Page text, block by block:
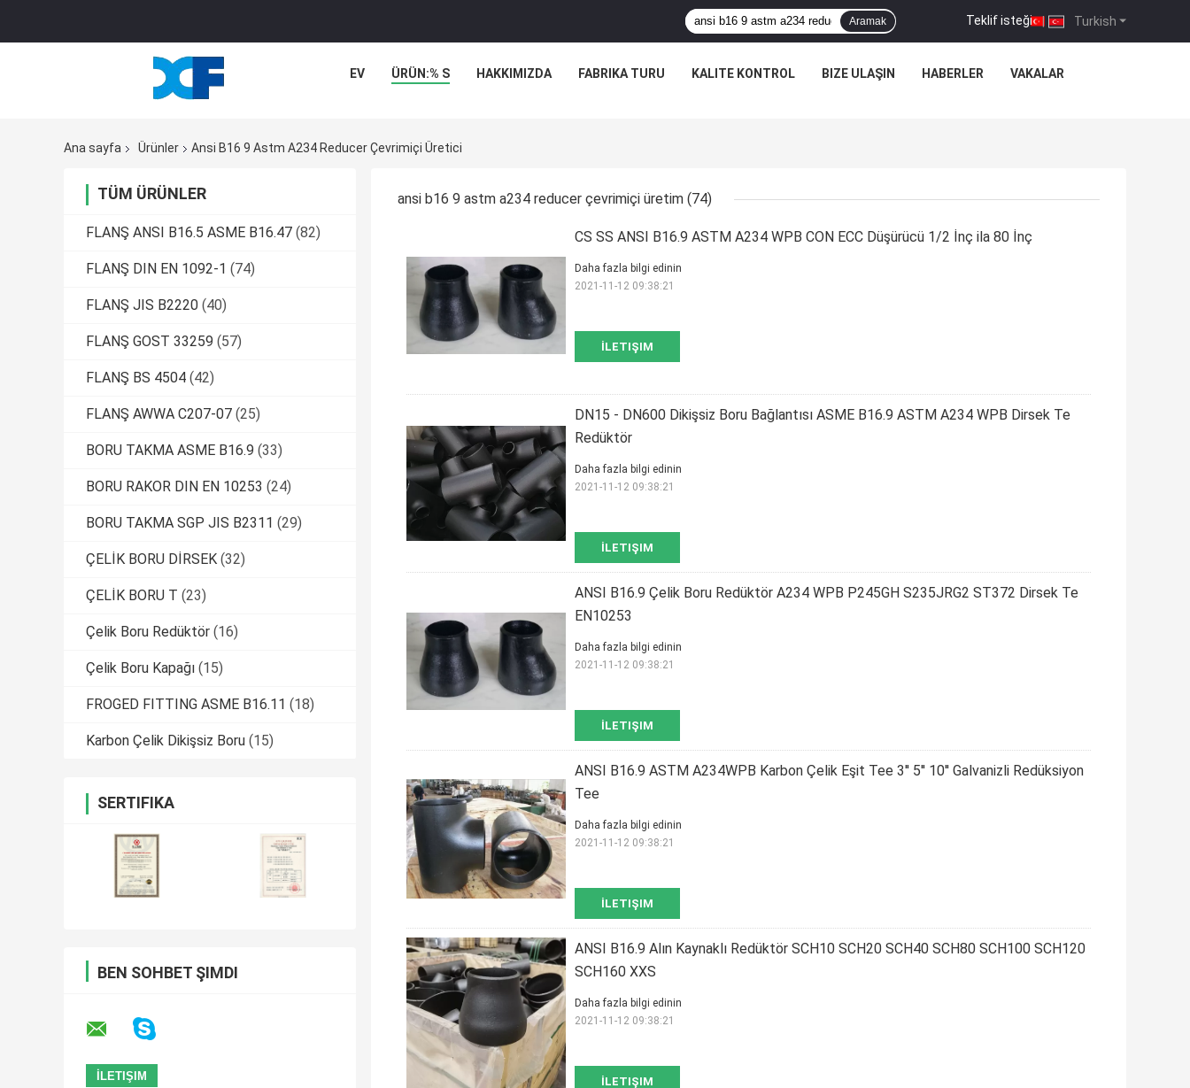
Turkish
Teklif isteği |
Aramak
EV ÜRÜN:% S HAKKIMIZDA FABRIKA TURU KALITE KONTROL BIZE ULAŞIN HABERLER VAKALAR
Ana sayfa Ürünler Ansi B16 9 Astm A234 Reducer Çevrimiçi Üretici
TÜM ÜRÜNLER
FLANŞ ANSI B16.5 ASME B16.47 (82)
FLANŞ DIN EN 1092-1 (74)
FLANŞ JIS B2220 (40)
FLANŞ GOST 33259 (57)
FLANŞ BS 4504 (42)
FLANŞ AWWA C207-07 (25)
BORU TAKMA ASME B16.9 (33)
BORU RAKOR DIN EN 10253 (24)
BORU TAKMA SGP JIS B2311 (29)
ÇELİK BORU DİRSEK (32)
ÇELİK BORU T (23)
Çelik Boru Redüktör (16)
Çelik Boru Kapağı (15)
FROGED FITTING ASME B16.11 (18)
Karbon Çelik Dikişsiz Boru (15)
SERTIFIKA
BEN SOHBET ŞIMDI
ansi b16 9 astm a234 reducer çevrimiçi üretim (74)
CS SS ANSI B16.9 ASTM A234 WPB CON ECC Düşürücü 1/2 İnç ila 80 İnç
İLETIŞIM
Daha fazla bilgi edinin
2021-11-12 09:38:21
DN15 - DN600 Dikişsiz Boru Bağlantısı ASME B16.9 ASTM A234 WPB Dirsek Te
Redüktör
İLETIŞIM
Daha fazla bilgi edinin
2021-11-12 09:38:21
ANSI B16.9 Çelik Boru Redüktör A234 WPB P245GH S235JRG2 ST372 Dirsek Te
EN10253
İLETIŞIM
Daha fazla bilgi edinin
2021-11-12 09:38:21
ANSI B16.9 ASTM A234WPB Karbon Çelik Eşit Tee 3'' 5'' 10'' Galvanizli Redüksiyon
Tee
İLETIŞIM
Daha fazla bilgi edinin
2021-11-12 09:38:21
ANSI B16.9 Alın Kaynaklı Redüktör SCH10 SCH20 SCH40 SCH80 SCH100 SCH120
SCH160 XXS
İLETIŞIM
Daha fazla bilgi edinin
2021-11-12 09:38:21